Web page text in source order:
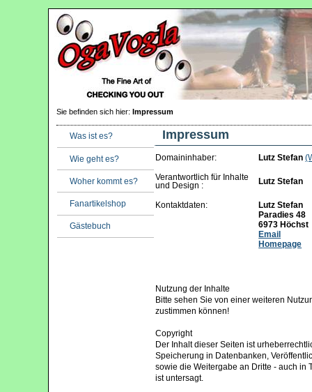
Sie befinden sich hier: Impressum
Was ist es?
Wie geht es?
Woher kommt es?
Fanartikelshop
Gästebuch
Impressum
Domaininhaber: Lutz Stefan
Verantwortlich für Inhalte
und Design :
Lutz Stefan
Kontaktdaten:
Lutz Stefan
Paradies 48
6973 Höchst
Email
Homepage
Nutzung der Inhalte
Bitte sehen Sie von einer weiteren
zustimmen können!
Copyright
Der Inhalt dieser Seiten ist
Speicherung in Datenbanken,
sowie die Weitergabe an Dritte - auch in
ist untersagt.